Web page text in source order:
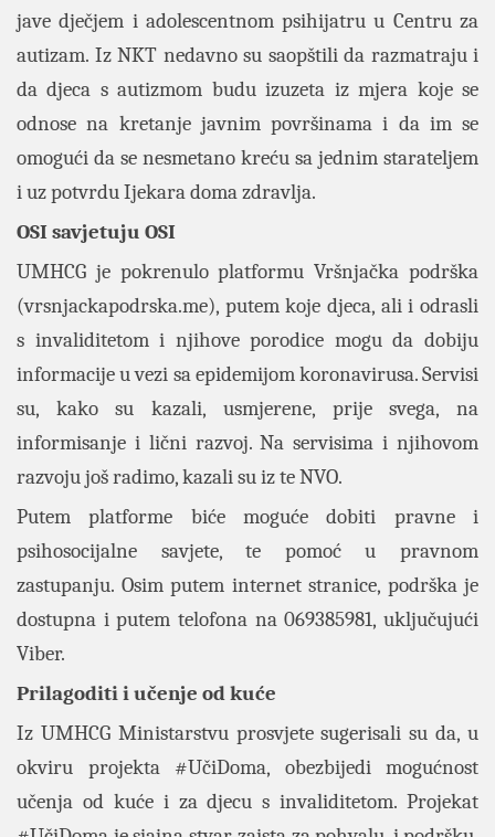
jave dječjem i adolescentnom psihijatru u Centru za
autizam. Iz NKT nedavno su saopštili da razmatraju i
da djeca s autizmom budu izuzeta iz mjera koje se
odnose na kretanje javnim površinama i da im se
omogući da se nesmetano kreću sa jednim starateljem
i uz potvrdu Ijekara doma zdravlja.
OSI savjetuju OSI
UMHCG je pokrenulo platformu Vršnjačka podrška
(vrsnjackapodrska.me), putem koje djeca, ali i odrasli
s invaliditetom i njihove porodice mogu da dobiju
informacije u vezi sa epidemijom koronavirusa. Servisi
su, kako su kazali, usmjerene, prije svega, na
informisanje i lični razvoj. Na servisima i njihovom
razvoju još radimo, kazali su iz te NVO.
Putem platforme biće moguće dobiti pravne i
psihosocijalne savjete, te pomoć u pravnom
zastupanju. Osim putem internet stranice, podrška je
dostupna i putem telofona na 069385981, uključujući
Viber.
Prilagoditi i učenje od kuće
Iz UMHCG Ministarstvu prosvjete sugerisali su da, u
okviru projekta #UčiDoma, obezbijedi mogućnost
učenja od kuće i za djecu s invaliditetom. Projekat